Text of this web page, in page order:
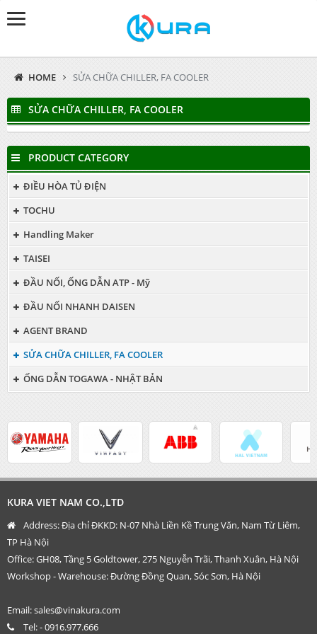
HOME SỬA CHỮA CHILLER, FA COOLER
SỬA CHỮA CHILLER, FA COOLER
PRODUCT CATEGORY
ĐIỀU HÒA TỦ ĐIỆN
TOCHU
Handling Maker
TAISEI
ĐẦU NỐI, ỐNG DẪN ATP - Mỹ
ĐẦU NỐI NHANH DAISEN
AGENT BRAND
SỬA CHỮA CHILLER, FA COOLER
ỐNG DẪN TOGAWA - NHẬT BẢN
KURA VIET NAM CO.,LTD
Address:Địa chỉ ĐKKD: N-07 Nhà Liền Kề Trung Văn, Nam Từ Liêm,
TP Hà Nội
Office: GH08, Tầng 5 Goldtower, 275 Nguyễn Trãi, Thanh Xuân, Hà Nội
Workshop - Warehouse: Đường Đồng Quan, Sóc Sơn, Hà Nội
Email:sales@vinakura.com
Tel:- 0916.977.666